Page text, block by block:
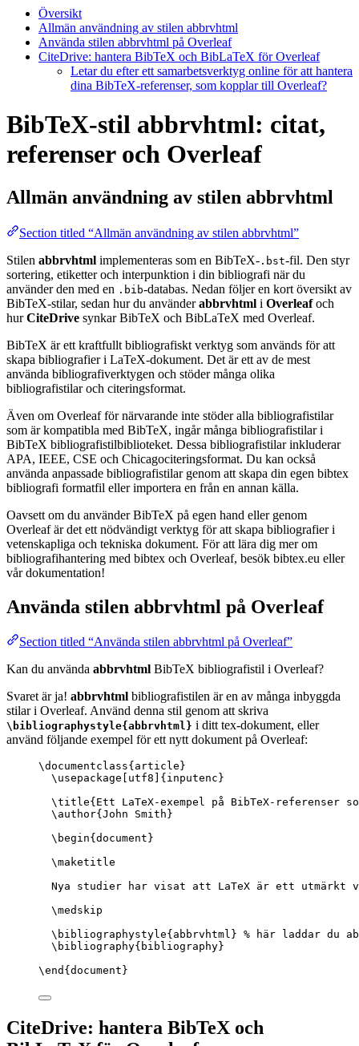
Översikt
Allmän användning av stilen abbrvhtml
Använda stilen abbrvhtml på Overleaf
CiteDrive: hantera BibTeX och BibLaTeX för Overleaf
Letar du efter ett samarbetsverktyg online för att hantera
dina BibTeX-referenser, som kopplar till Overleaf?
BibTeX-stil abbrvhtml: citat,
referenser och Overleaf
Allmän användning av stilen abbrvhtml
Section titled “Allmän användning av stilen abbrvhtml”
Stilen abbrvhtml implementeras som en BibTeX- .bst-fil. Den styr
sortering, etiketter och interpunktion i din bibliografi när du
använder den med en .bib-databas. Nedan följer en kort översikt av
BibTeX-stilar, sedan hur du använderabbrvhtml i Overleafoch
hurCiteDrive synkar BibTeX och BibLaTeX med Overleaf.
BibTeX är ett kraftfullt bibliografiskt verktyg som används för att
skapa bibliografier i LaTeX-dokument. Det är ett av de mest
använda bibliografiverktygen och stöder många olika
bibliografistilar och citeringsformat.
Även om Overleaf för närvarande inte stöder alla bibliografistilar
som är kompatibla med BibTeX, ingår många bibliografistilar i
BibTeX bibliografistilbiblioteket. Dessa bibliografistilar inkluderar
APA, IEEE, CSE och Chicagociteringsformat. Du kan också
använda anpassade bibliografistilar genom att skapa din egen bibtex
bibliografi formatfil eller importera en från en annan källa.
Oavsett om du använder BibTeX på egen hand eller genom
Overleaf är det ett nödvändigt verktyg för att skapa bibliografier i
vetenskapliga och tekniska dokument. För att lära dig mer om
bibliografihantering med bibtex och Overleaf, besök bibtex.eu eller
vår dokumentation!
Använda stilen abbrvhtml på Overleaf
Section titled “Använda stilen abbrvhtml på Overleaf”
Kan du använda abbrvhtml BibTeX bibliografistil i Overleaf?
Svaret är ja! abbrvhtml bibliografistilen är en av många inbyggda
stilar i Overleaf. Använd denna stil genom att skriva
\bibliographystyle{abbrvhtml} i ditt tex-dokument, eller
använd följande exempel för ett nytt dokument på Overleaf:
\documentclass{ article }
\usepackage
utf8 ]{ inputenc }
\title{Ett LaTeX-exempel på BibTeX-
\author{John Smith}
\begin{ document }
\maketitle
Nya studier har visat att LaTeX är ett utmärkt
\medskip
\bibliographystyle{abbrvhtml} % här laddar du
\bibliography{bibliography}
\end { document }
CiteDrive: hantera BibTeX och